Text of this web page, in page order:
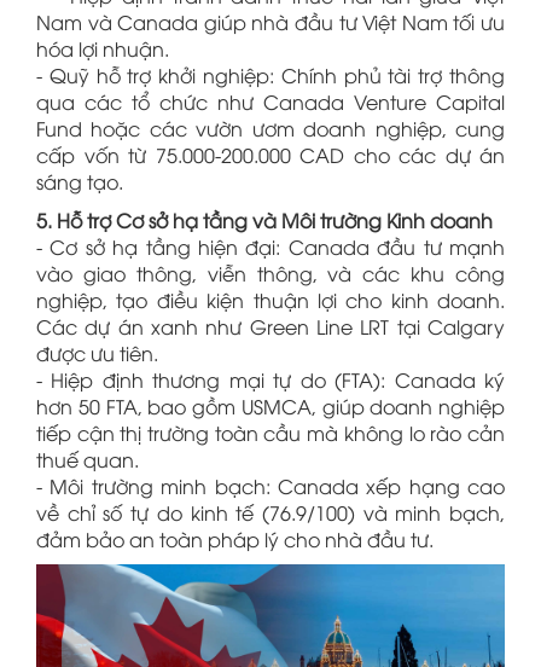
Nam và Canada giúp nhà đầu tư Việt Nam tối ưu
hóa lợi nhuận.
- Quỹ hỗ trợ khởi nghiệp: Chính phủ tài trợ thông
qua các tổ chức như Canada Venture Capital
Fund hoặc các vườn ươm doanh nghiệp, cung
cấp vốn từ 75.000-200.000 CAD cho các dự án
sáng tạo.
5. Hỗ trợ Cơ sở hạ tầng và Môi trường Kinh doanh
- Cơ sở hạ tầng hiện đại: Canada đầu tư mạnh
vào giao thông, viễn thông, và các khu công
nghiệp, tạo điều kiện thuận lợi cho kinh doanh.
Các dự án xanh như Green Line LRT tại Calgary
được ưu tiên.
- Hiệp định thương mại tự do (FTA): Canada ký
hơn 50 FTA, bao gồm USMCA, giúp doanh nghiệp
tiếp cận thị trường toàn cầu mà không lo rào cản
thuế quan.
- Môi trường minh bạch: Canada xếp hạng cao
về chỉ số tự do kinh tế (76.9/100) và minh bạch,
đảm bảo an toàn pháp lý cho nhà đầu tư.